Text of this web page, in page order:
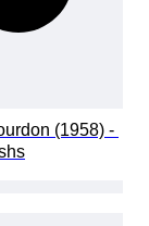
(1958) -